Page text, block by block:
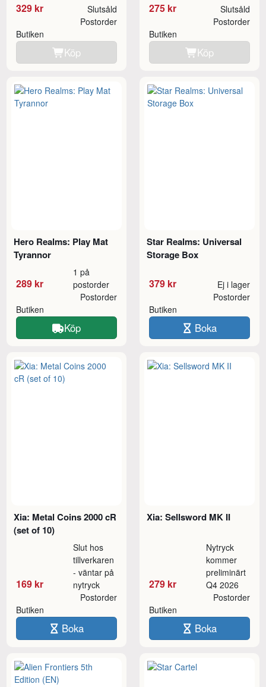
329 kr Slutsåld
Butiken
Postorder
Köp
275 kr Slutsåld
Butiken
Postorder
Köp
Hero Realms: Play Mat
Tyrannor
289 kr
1 på
postorder
Butiken
Postorder
Köp
Star Realms: Universal
Storage Box
379 kr Ej i lager
Butiken
Postorder
Boka
Xia: Metal Coins 2000 cR
(set of 10)
169 kr
Slut hos
tillverkaren
- väntar på
nytryck
Butiken
Postorder
Boka
Xia: Sellsword MK II
279 kr
Nytryck
kommer
preliminärt
Q4 2026
Butiken
Postorder
Boka